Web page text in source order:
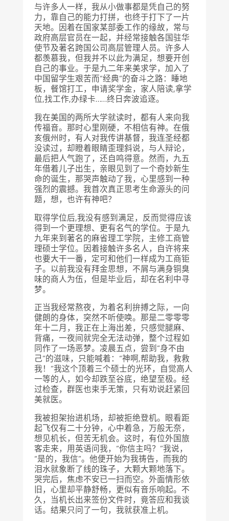
与许多人一样，我从小做事都是凭自己的努
力，靠自己的能力打拼，也终于打下了一片
天地。因着在国家某部委工作的缘故，常与
政府高层官员在一起，并经常接触各国驻华
使节及著名跨国公司高层管理人员。许多人
都羡慕我，但我并不以此为满足，想要开创
自己的事业。于是九二年来美求学，加入了
中国留学生艰苦而“经典”的奋斗之路：睡地
板，餐馆打工，申请奖学金，家人陪读,拿学
位,找工作,办绿卡……终日奔波追逐。
我在美国的两所大学就读时，都有人来向我
传福音。那时心里刚硬，不相信有神。在俄
亥俄州时，有人对我传讲基督，我连圣经都
没读过，却瞪着眼睛歪理斜说，与人辩论，
最后把人气跑了，还自鸣得意。然而，九五
年借着儿子出生，亲眼见到了一个奇妙新生
命的诞生，那哭声触动了我，心里感到一种
强烈的震撼。我首次真正思考生命源头的问
题，想，也许有神吧？
取得学位后,我没有感到满足，反而觉得应该
得到一个更理想、更有名气的学位。于是九
九年来到著名的麻省理工学院，主修工商管
理硕士学位。因着接触许多名人，自许将来
也要大干一番，定可和他们一样成为工商钜
子。以前我没有拜金思想，不屑与满身铜臭
味的商人为伍，但是毕业后，却在名利中寻
梦。
正当我经常熬夜，为着名利拚搏之际，一向
健朗的身体，突然不听使唤。那是二零零零
年十二月，我正在上海出差，只感觉腿麻、
背痛，一夜间就完全无法动弹，整个过程如
同作了一场恶梦。凌晨五点，尝到“身不由
己”的滋味，只能喊着：“神啊,帮助我，救救
我！”我这个顶着三个硕士的光环，自觉高人
一等的人，如今却跌至谷底，绝望至极。经
过检查，群医也束手无策，只有劝说赶紧回
美就医。
我被担架抬进机场，却被拒绝登机。眼看距
起飞仅有二十分钟，心中着急，万般无奈，
想见机长，但苦无机会。这时，有位外国旅
客走来，用英语问我，“你信主吗？”我说，
“是的，我信”。他便开始为我祷告，而我的
泪水就象断了线的珠子，大颗大颗地落下。
哭完后，焦虑不安已一扫而空。外面情形依
旧，心里却平静舒畅，更似有音乐响起。不
久，当机长出来签份文件时，竟答应和我谈
话。结果只问了一句，我就获准上机。